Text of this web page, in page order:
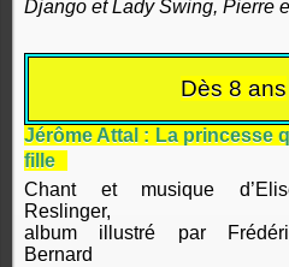
Django et Lady Swing, Pierre
Dès 8 ans
Jérôme Attal : La princesse
fille
Chant et musique
Reslinger,
album illustré par
Bernard